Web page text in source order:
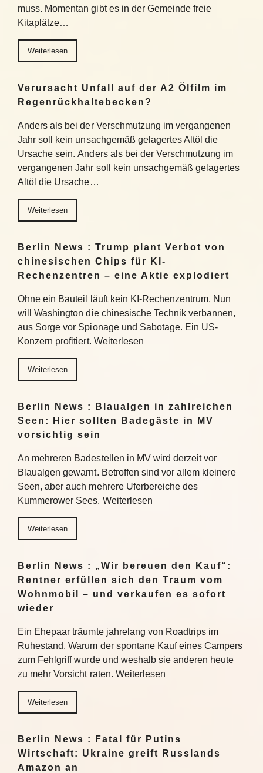
muss. Momentan gibt es in der Gemeinde freie
Kitaplätze…
Weiterlesen
Verursacht Unfall auf der A2 Ölfilm im
Regenrückhaltebecken?
Anders als bei der Verschmutzung im vergangenen
Jahr soll kein unsachgemäß gelagertes Altöl die
Ursache sein. Anders als bei der Verschmutzung im
vergangenen Jahr soll kein unsachgemäß gelagertes
Altöl die Ursache…
Weiterlesen
Berlin News : Trump plant Verbot von
chinesischen Chips für KI-
Rechenzentren – eine Aktie explodiert
Ohne ein Bauteil läuft kein KI-Rechenzentrum. Nun
will Washington die chinesische Technik verbannen,
aus Sorge vor Spionage und Sabotage. Ein US-
Konzern profitiert. Weiterlesen
Weiterlesen
Berlin News : Blaualgen in zahlreichen
Seen: Hier sollten Badegäste in MV
vorsichtig sein
An mehreren Badestellen in MV wird derzeit vor
Blaualgen gewarnt. Betroffen sind vor allem kleinere
Seen, aber auch mehrere Uferbereiche des
Kummerower Sees. Weiterlesen
Weiterlesen
Berlin News : „Wir bereuen den Kauf“:
Rentner erfüllen sich den Traum vom
Wohnmobil – und verkaufen es sofort
wieder
Ein Ehepaar träumte jahrelang von Roadtrips im
Ruhestand. Warum der spontane Kauf eines Campers
zum Fehlgriff wurde und weshalb sie anderen heute
zu mehr Vorsicht raten. Weiterlesen
Weiterlesen
Berlin News : Fatal für Putins
Wirtschaft: Ukraine greift Russlands
Amazon an